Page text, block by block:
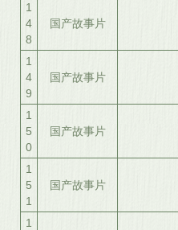
1
4
8
国产故事片
1
4
9
国产故事片
1
5
0
国产故事片
1
5
1
国产故事片
1